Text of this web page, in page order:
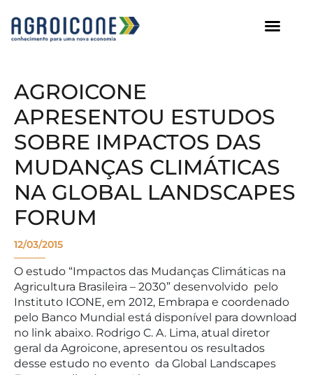
AGROICONE
APRESENTOU ESTUDOS
SOBRE IMPACTOS DAS
MUDANÇAS CLIMÁTICAS
NA GLOBAL LANDSCAPES
FORUM
12/03/2015
O estudo “Impactos das Mudanças Climáticas na
Agricultura Brasileira – 2030” desenvolvido pelo
Instituto ICONE, em 2012, Embrapa e coordenado
pelo Banco Mundial está disponível para download
no link abaixo. Rodrigo C. A. Lima, atual diretor
geral da Agroicone, apresentou os resultados
desse estudo no evento da Global Landscapes